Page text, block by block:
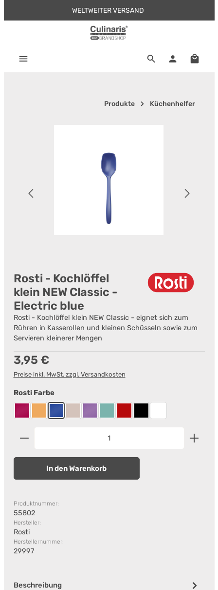
Zum Hauptinhalt springenWELTWEITER VERSAND
Produkte Küchenhelfer
Rosti - Kochlöffel
klein NEW Classic -
Electric blue
Rosti - Kochlöffel klein NEW Classic - eignet sich zum
Rühren in Kasserollen und kleinen Schüsseln sowie zum
Servieren kleinerer Mengen
Regulärer Preis:
3,95 €
Preise inkl. MwSt. zzgl. Versandkosten
Rosti Farbeauswählen
Beetroot
CurryElectric blue
HumusLavenderNordic Green
Rot Schwarz
Weiß
Produkt Anzahl: Gib den gewünschten Wert ein
In den Warenkorb
Produktnummer:
55802
Hersteller:
Rosti
Herstellernummer:
29997
Beschreibung